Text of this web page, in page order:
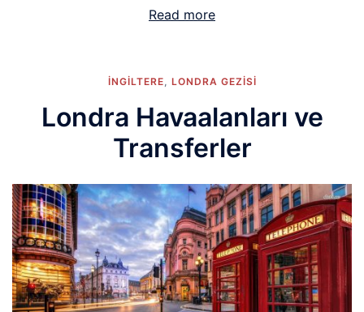
Read more
İNGİLTERE, LONDRA GEZISI
Londra Havaalanları ve
Transferler